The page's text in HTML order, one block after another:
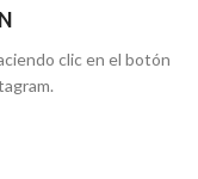
clic en el botón